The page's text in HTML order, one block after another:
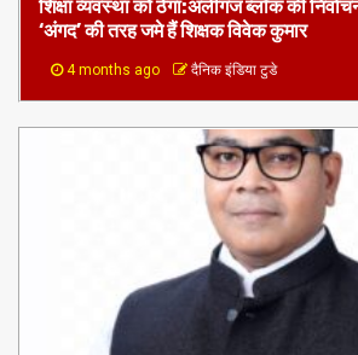
शिक्षा व्यवस्था को ठेंगा:अलीगंज ब्लॉक की
‘अंगद’ की तरह जमे हैं शिक्षक विवेक कुमार
4 months ago दैनिक इंडिया टुडे